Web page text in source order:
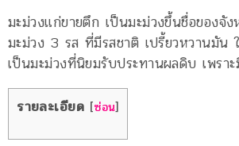
มะม่วงแก่ขายตึก เป็นมะม่วงขึ้นชื่อของจัง
มะม่วง 3 รส ที่มีรสชาติ เปรี้ยวหวานมัน
เป็นมะม่วงที่นิยมรับประทานผลดิบ เพรา
รายละเอียด [ซ่อน]